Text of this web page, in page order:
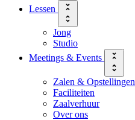
Lessen
Jong
Studio
Meetings & Events
Zalen & Opstellingen
Faciliteiten
Zaalverhuur
Over ons